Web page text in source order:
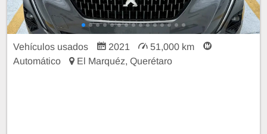
Vehículos usados 2021
51,000 km
Automático
El Marquéz, Querétaro